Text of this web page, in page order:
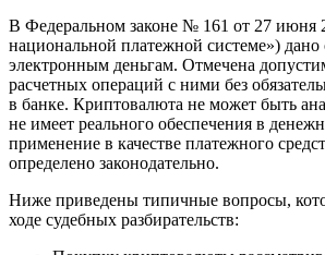
В Федеральном законе № 161 от 27 июня
национальной платежной системе») дано
электронным деньгам. Отмечена
расчетных операций с ними без
в банке. Криптовалюта не может быть
не имеет реального обеспечения в
применение в качестве платежного
определено законодательно.
Ниже приведены типичные вопросы,
ходе судебных разбирательств: